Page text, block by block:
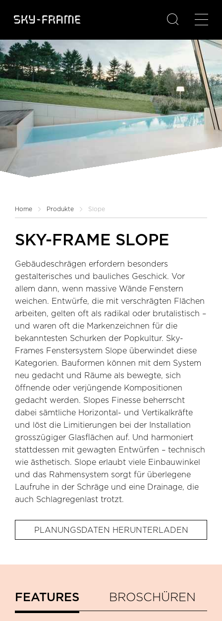

Home Produkte Slope
SKY-FRAME SLOPE
Gebäudeschrägen erfordern besonders
gestalterisches und bauliches Geschick. Vor
allem dann, wenn massive Wände Fenstern
weichen. Entwürfe, die mit verschrägten Flächen
arbeiten, gelten oft als radikal oder brutalistisch –
und waren oft die Markenzeichnen für die
bekanntesten Schurken der Popkultur. Sky-
Frames Fenstersystem Slope überwindet diese
Kategorien. Bauformen können mit dem System
neu gedacht und Räume als bewegte, sich
öffnende oder verjüngende Kompositionen
gedacht werden. Slopes Finesse beherrscht
dabei sämtliche Horizontal- und Vertikalkräfte
und löst die Limitierungen bei der Installation
grosszügiger Glasflächen auf. Und harmoniert
stattdessen mit gewagten Entwürfen – technisch
wie ästhetisch. Slope erlaubt viele Einbauwinkel
und das Rahmensystem sorgt für überlegene
Laufruhe in der Schräge und eine Drainage, die
auch Schlagregenlast trotzt.
PLANUNGSDATEN HERUNTERLADEN
FEATURES BROSCHÜREN